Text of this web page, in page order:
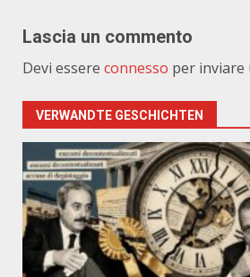
Lascia un commento
Devi essere connesso per inviare
VERWANDTE GESCHICHTEN